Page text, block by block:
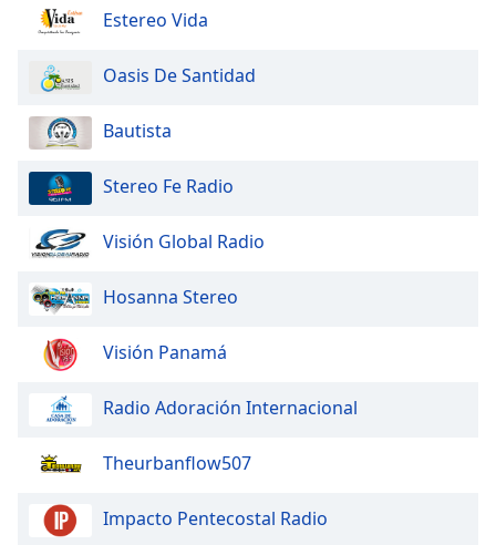
Opacity
Text
Font
Family
Close
Dialog
dialog
Estereo Vida
Oasis De Santidad
Bautista
Stereo Fe Radio
Visión Global Radio
Hosanna Stereo
Visión Panamá
Radio Adoración Internacional
Theurbanflow507
Impacto Pentecostal Radio